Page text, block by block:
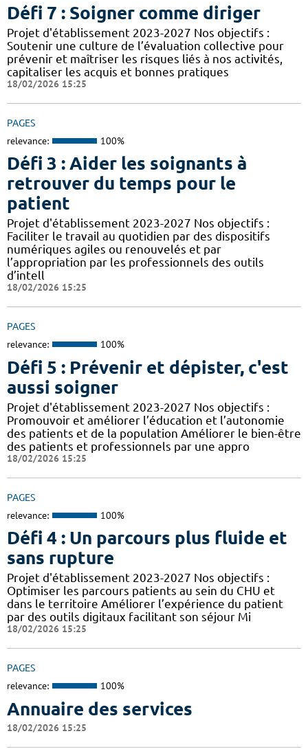
Défi 7 : Soigner comme diriger
Projet d'établissement 2023-2027 Nos objectifs :
Soutenir une culture de l’évaluation collective pour
prévenir et maîtriser les risques liés à nos activités,
capitaliser les acquis et bonnes pratiques
18/02/2026 15:25
PAGES
relevance: 100%
Défi 3 : Aider les soignants à
retrouver du temps pour le
patient
Projet d'établissement 2023-2027 Nos objectifs :
Faciliter le travail au quotidien par des dispositifs
numériques agiles ou renouvelés et par
l’appropriation par les professionnels des outils
d’intell
18/02/2026 15:25
PAGES
relevance: 100%
Défi 5 : Prévenir et dépister, c'est
aussi soigner
Projet d'établissement 2023-2027 Nos objectifs :
Promouvoir et améliorer l’éducation et l’autonomie
des patients et de la population Améliorer le bien-être
des patients et professionnels par une appro
18/02/2026 15:25
PAGES
relevance: 100%
Défi 4 : Un parcours plus fluide et
sans rupture
Projet d'établissement 2023-2027 Nos objectifs :
Optimiser les parcours patients au sein du CHU et
dans le territoire Améliorer l’expérience du patient
par des outils digitaux facilitant son séjour Mi
18/02/2026 15:25
PAGES
relevance: 100%
Annuaire des services
18/02/2026 15:25